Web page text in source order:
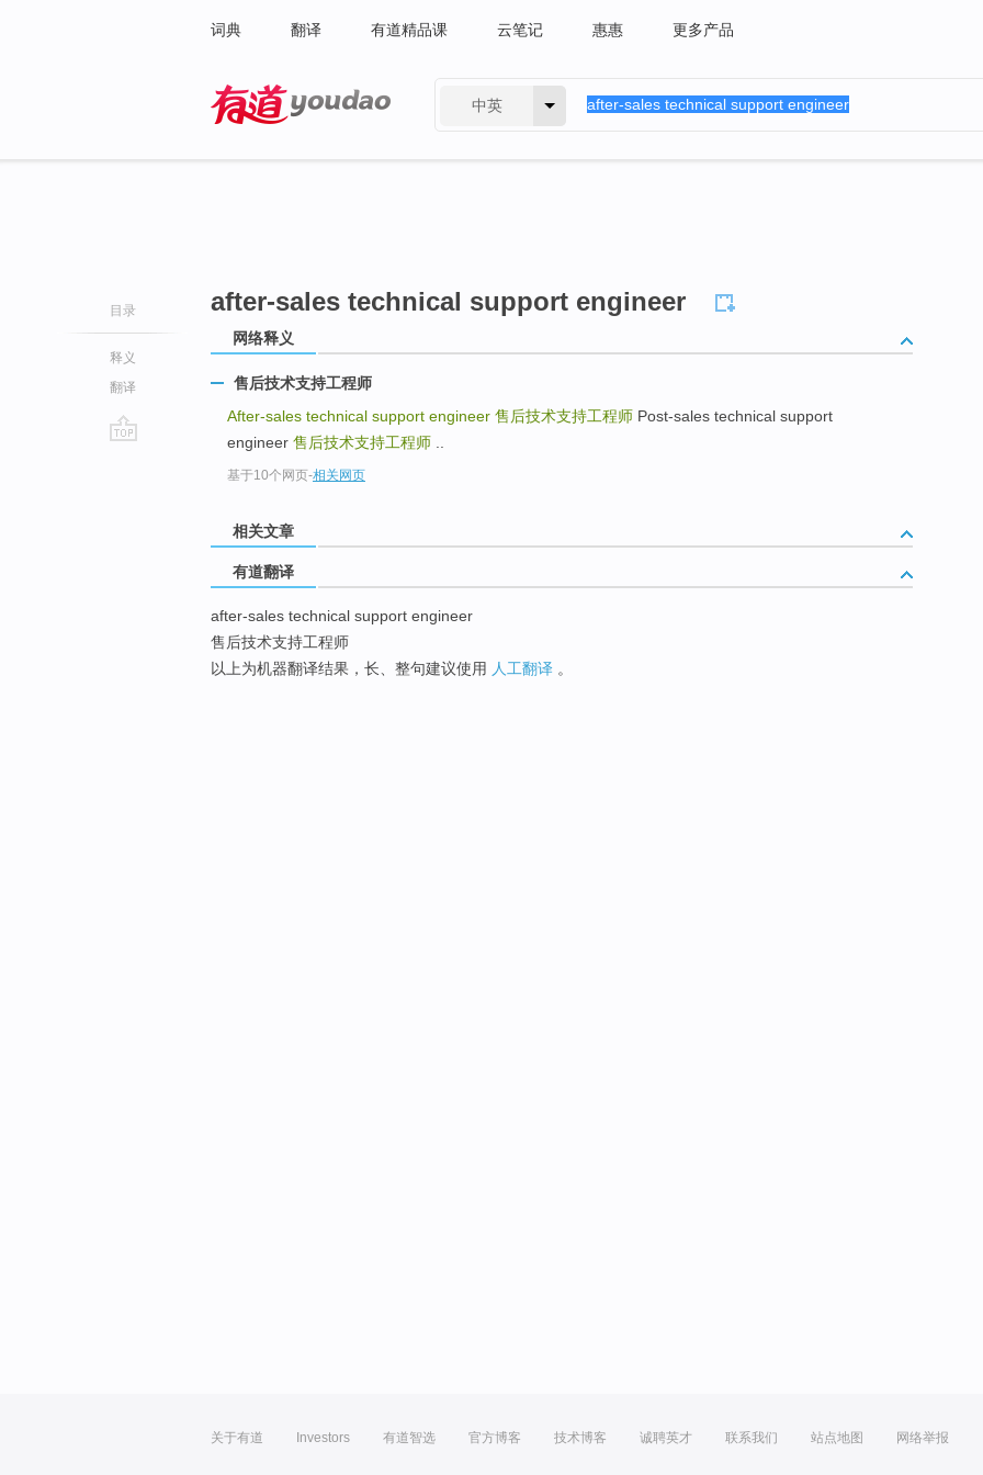
词典 翻译 有道精品课 云笔记 惠惠 更多产品
中英
目录
释义
翻译
after-sales technical support engineer
网络释义
售后技术支持工程师
After-sales technical support engineer 售后技术支持工程师 Post-sales technical support
engineer 售后技术支持工程师
基于10个网页-相关网页
相关文章
有道翻译
after-sales technical support engineer
售后技术支持工程师
以上为机器翻译结果，长、整句建议使用 人工翻译 。
关于有道 Investors 有道智选 官方博客 技术博客 诚聘英才 联系我们 站点地图 网络举报